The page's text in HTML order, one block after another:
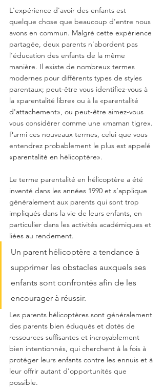
L'expérience d'avoir des enfants est
quelque chose que beaucoup d'entre nous
avons en commun. Malgré cette expérience
partagée, deux parents n'abordent pas
l'éducation des enfants de la même
manière. Il existe de nombreux termes
modernes pour différents types de styles
parentaux; peut-être vous identifiez-vous à
la «parentalité libre» ou à la «parentalité
d'attachement», ou peut-être aimez-vous
vous considérer comme une «maman tigre».
Parmi ces nouveaux termes, celui que vous
entendrez probablement le plus est appelé
«parentalité en hélicoptère».
Le terme parentalité en hélicoptère a été
inventé dans les années 1990 et s’applique
généralement aux parents qui sont trop
impliqués dans la vie de leurs enfants, en
particulier dans les activités académiques et
liées au rendement.
Un parent hélicoptère a tendance à
supprimer les obstacles auxquels ses
enfants sont confrontés afin de les
encourager à réussir.
Les parents hélicoptères sont généralement
des parents bien éduqués et dotés de
ressources suffisantes et incroyablement
bien intentionnés, qui cherchent à la fois à
protéger leurs enfants contre les ennuis et à
leur offrir autant d'opportunités que
possible.